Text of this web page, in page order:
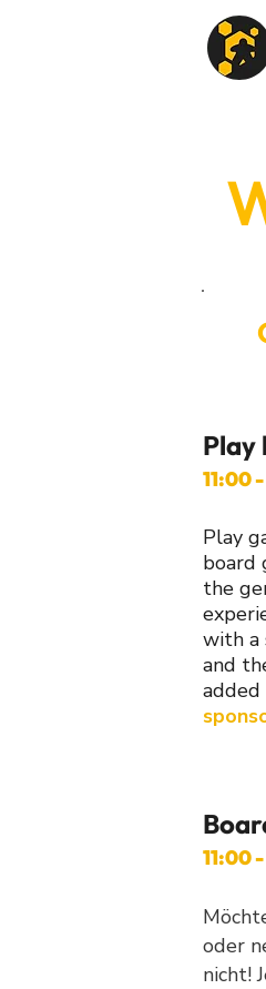
Play
11:00
Play
board
the
with a
and
11:00
oder
nicht!